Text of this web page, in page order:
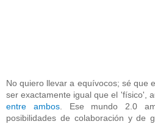
No quiero llevar a equívocos; sé que
ser exactamente igual que el 'físico',
entre ambos. Ese mundo 2.0
posibilidades de colaboración y de